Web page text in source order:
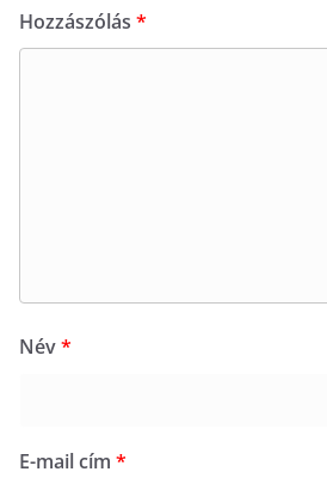
Hozzászólás *
Név*
E-mail cím *